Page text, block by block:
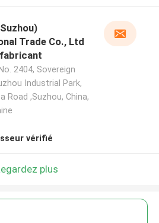
Trade Co., Ltd
2404, Sovereign
Industrial Park,
Road ,Suzhou, China,
vérifié
plus